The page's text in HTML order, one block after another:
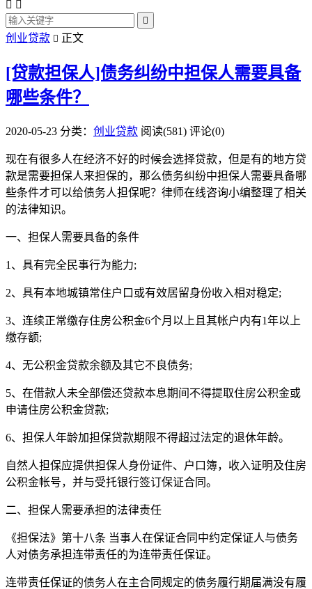
 

创业贷款  正文
[贷款担保人]债务纠纷中担保人需要具备
哪些条件？
2020-05-23 分类： 创业贷款 阅读(581) 评论(0)
现在有很多人在经济不好的时候会选择贷款，但是有的地方贷
款是需要担保人来担保的，那么债务纠纷中担保人需要具备哪
些条件才可以给债务人担保呢？律师在线咨询小编整理了相关
的法律知识。
一、担保人需要具备的条件
1、具有完全民事行为能力;
2、具有本地城镇常住户口或有效居留身份收入相对稳定;
3、连续正常缴存住房公积金6个月以上且其帐户内有1年以上
缴存额;
4、无公积金贷款余额及其它不良债务;
5、在借款人未全部偿还贷款本息期间不得提取住房公积金或
申请住房公积金贷款;
6、担保人年龄加担保贷款期限不得超过法定的退休年龄。
自然人担保应提供担保人身份证件、户口簿，收入证明及住房
公积金帐号，并与受托银行签订保证合同。
二、担保人需要承担的法律责任
《担保法》第十八条 当事人在保证合同中约定保证人与债务
人对债务承担连带责任的为连带责任保证。
连带责任保证的债务人在主合同规定的债务履行期届满没有履